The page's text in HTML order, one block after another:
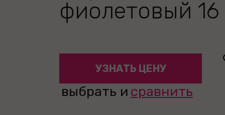
фиолетовый
УЗНАТЬ ЦЕНУ
выбрать и сравнить